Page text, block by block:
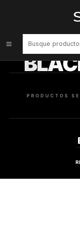
PERFUME DKNY
PRODUCTOS